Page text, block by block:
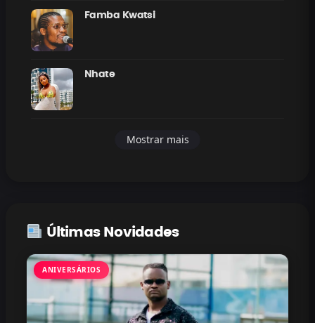
Famba Kwatsi
Nhate
Mostrar mais
Últimas Novidades
ANIVERSÁRIOS